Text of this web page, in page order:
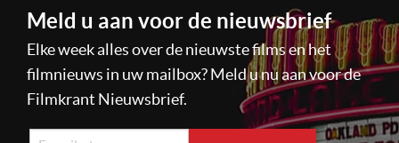
Meld u aan voor de nieuwsbrief
Elke week alles over de nieuwste films en het
filmnieuws in uw mailbox? Meld u nu aan voor de
Filmkrant Nieuwsbrief.